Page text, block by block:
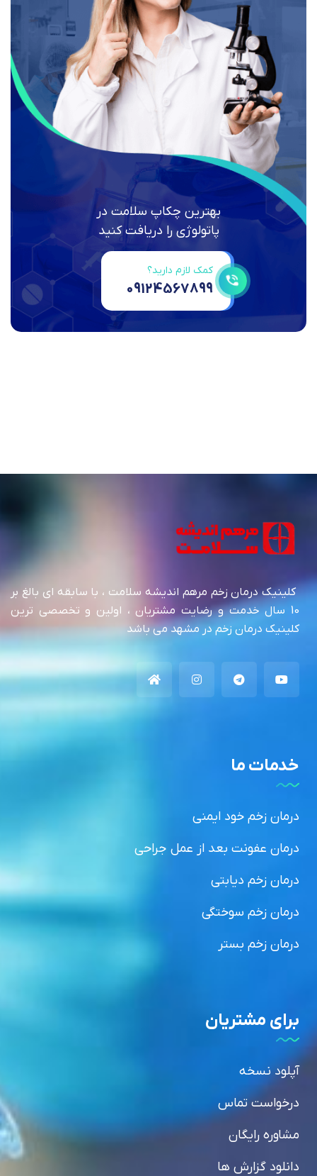
بهترین چکاپ سلامت در
پاتولوژی را دریافت کنید
کمک لازم دارید؟
09124567899
کلینیک درمان زخم مرهم اندیشه سلامت ، با سابقه ای بالغ بر
10 سال خدمت و رضایت مشتریان ، اولین و تخصصی ترین
کلینیک درمان زخم در مشهد می باشد
خدمات ما
درمان زخم خود ایمنی
درمان عفونت بعد از عمل جراحی
درمان زخم دیابتی
درمان زخم سوختگی
درمان زخم بستر
برای مشتریان
آپلود نسخه
درخواست تماس
مشاوره رایگان
دانلود گزارش ها